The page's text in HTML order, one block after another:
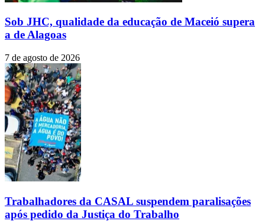
Sob JHC, qualidade da educação de Maceió supera
a de Alagoas
7 de agosto de 2026
Trabalhadores da CASAL suspendem paralisações
após pedido da Justiça do Trabalho